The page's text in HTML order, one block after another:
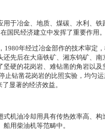
于冶金、地质、煤碳、水利、铁
国民经济建立中发挥了重要作用。
年经过冶金部作的技术审定
先后在大庙铁矿、湘东钨矿、
硬的花岗岩、难钻凿的角岩以
止钻凿花岗岩的比照实验，均匀
显著的经济效益。
机油冷却用具有传热效率高、
用柴油机等范畴中。